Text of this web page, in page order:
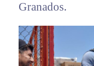
Granados.